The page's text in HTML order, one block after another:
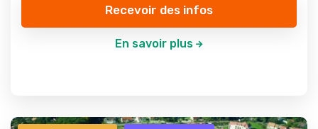
Recevoir des infos
En savoir plus